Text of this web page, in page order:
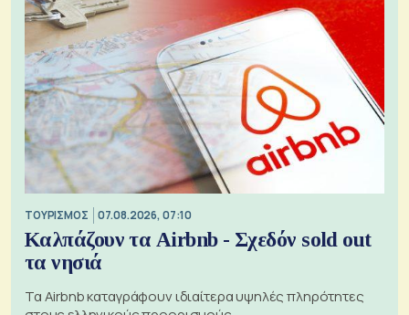
ΤΟΥΡΙΣΜΟΣ 07.08.2026, 07:10
Καλπάζουν τα Airbnb - Σχεδόν sold out
τα νησιά
Τα Airbnb καταγράφουν ιδιαίτερα υψηλές πληρότητες